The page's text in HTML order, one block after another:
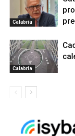
Calabria
Calabria